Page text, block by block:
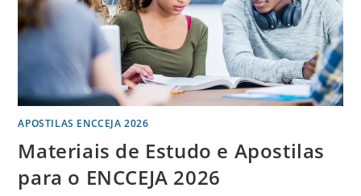
APOSTILAS ENCCEJA 2026
Materiais de Estudo e Apostilas
para o ENCCEJA 2026